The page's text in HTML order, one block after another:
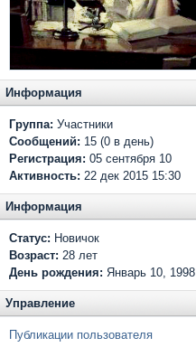
Информация
Группа: Участники
Сообщений: 15 (0 в день)
Регистрация: 05 сентября 10
Активность: 22 дек 2015 15:30
Информация
Статус: Новичок
Возраст: 28 лет
День рождения: Январь 10, 1998
Управление
Публикации пользователя